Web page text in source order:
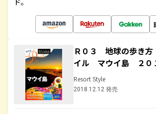
ド。
Ｒ０３ 地球の歩き
イル マウイ島 ２０
Resort Style
2018.12.12 発売